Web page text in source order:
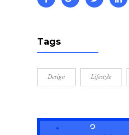
Tags
Design Lifestyle